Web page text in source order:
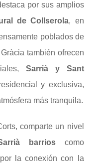
por sus amplios
de Collserola, en
poblados de
también ofrecen
Sarrià y Sant
y exclusiva,
más tranquila.
comparte un nivel
barrioscomo
la conexión con la